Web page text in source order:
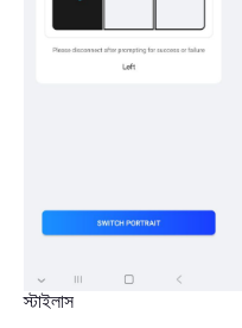
স্টাইলাস